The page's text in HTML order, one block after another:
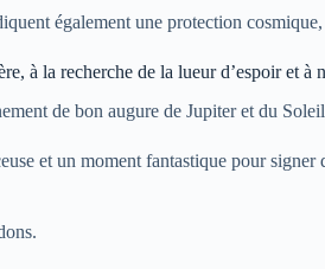
également une protection
à la recherche de la lueur d’espoir et
de bon augure de Jupiter et du
et un moment fantastique pour